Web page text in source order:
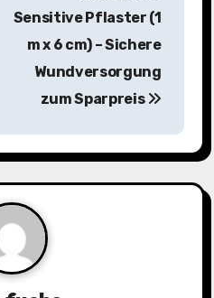
Sensitive Pflaster (1
m x 6 cm) – Sichere
Wundversorgung
zum Sparpreis